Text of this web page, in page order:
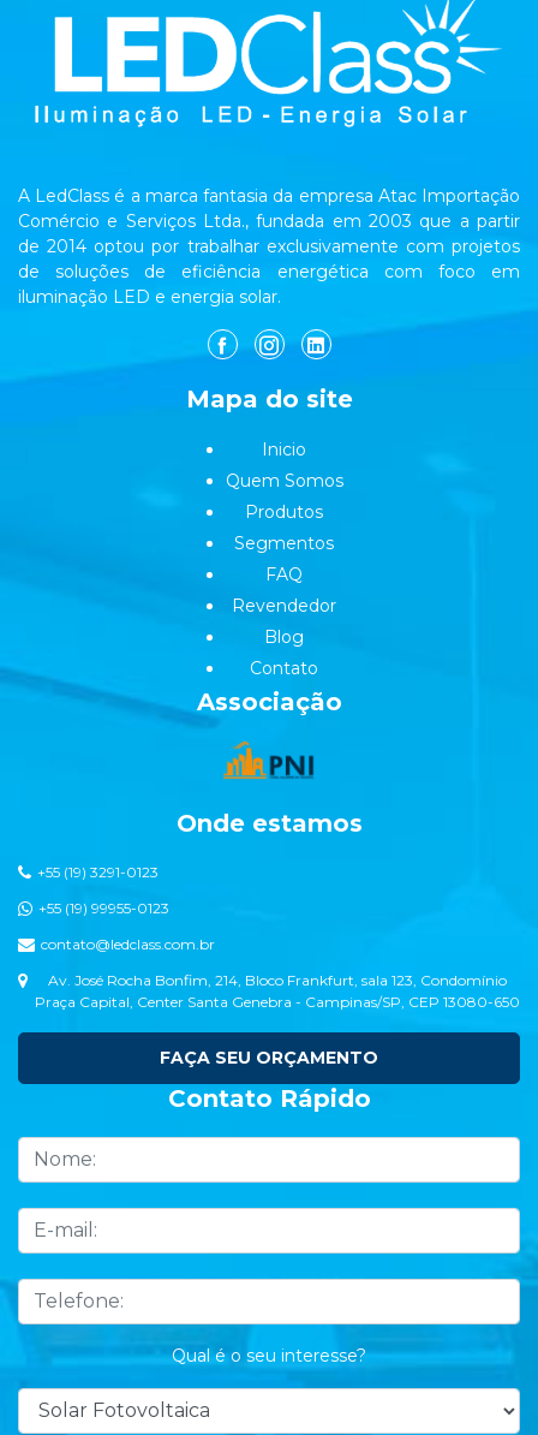
A LedClass é a marca fantasia da empresa Atac Importação
Comércio e Serviços Ltda., fundada em 2003 que a partir
de 2014 optou por trabalhar exclusivamente com projetos
de soluções de eficiência energética com foco em
iluminação LED e energia solar.
Mapa do site
Inicio
Quem Somos
Produtos
Segmentos
FAQ
Revendedor
Blog
Contato
Associação
Onde estamos
+55 (19) 3291-0123
+55 (19) 99955-0123
contato@ledclass.com.br
Av. José Rocha Bonfim, 214, Bloco Frankfurt, sala 123, Condomínio
Praça Capital, Center Santa Genebra - Campinas/SP, CEP 13080-650
FAÇA SEU ORÇAMENTO
Contato Rápido
Qual é o seu interesse?